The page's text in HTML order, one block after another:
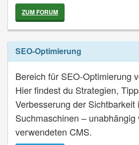
ZUM FORUM
SEO-Optimierung
Bereich für SEO-Optimierung
Hier findest du Strategien,
Verbesserung der Sichtbarkeit
Suchmaschinen – unabhängig
verwendeten CMS.